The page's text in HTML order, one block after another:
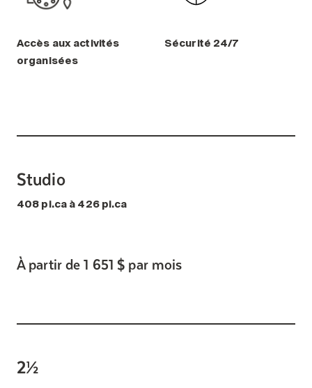
Accès aux activités
organisées
Sécurité 24/7
Studio
408 pi.ca à 426 pi.ca
À partir de 1 651 $ par mois
2½